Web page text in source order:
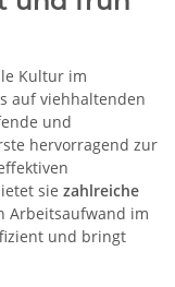
Kultur im
auf viehhaltenden
und
hervorragend zur
sie zahlreiche
Arbeitsaufwand im
und bringt